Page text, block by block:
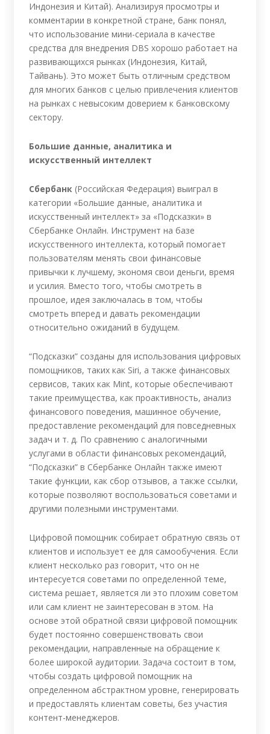
Индонезия и Китай). Анализируя просмотры и
комментарии в конкретной стране, банк понял,
что использование мини-сериала в качестве
средства для внедрения DBS хорошо работает на
развивающихся рынках (Индонезия, Китай,
Тайвань). Это может быть отличным средством
для многих банков с целью привлечения клиентов
на рынках с невысоким доверием к банковскому
сектору.
Большие данные, аналитика и
искусственный интеллект
Сбербанк (Российская Федерация) выиграл в
категории «Большие данные, аналитика и
искусственный интеллект» за «Подсказки» в
Сбербанке Онлайн. Инструмент на базе
искусственного интеллекта, который помогает
пользователям менять свои финансовые
привычки к лучшему, экономя свои деньги, время
и усилия. Вместо того, чтобы смотреть в
прошлое, идея заключалась в том, чтобы
смотреть вперед и давать рекомендации
относительно ожиданий в будущем.
“Подсказки” созданы для использования цифровых
помощников, таких как Siri, а также финансовых
сервисов, таких как Mint, которые обеспечивают
такие преимущества, как проактивность, анализ
финансового поведения, машинное обучение,
предоставление рекомендаций для повседневных
задач и т. д. По сравнению с аналогичными
услугами в области финансовых рекомендаций,
“Подсказки” в Сбербанке Онлайн также имеют
такие функции, как сбор отзывов, а также ссылки,
которые позволяют воспользоваться советами и
другими полезными инструментами.
Цифровой помощник собирает обратную связь от
клиентов и использует ее для самообучения. Если
клиент несколько раз говорит, что он не
интересуется советами по определенной теме,
система решает, является ли это плохим советом
или сам клиент не заинтересован в этом. На
основе этой обратной связи цифровой помощник
будет постоянно совершенствовать свои
рекомендации, направленные на обращение к
более широкой аудитории. Задача состоит в том,
чтобы создать цифровой помощник на
определенном абстрактном уровне, генерировать
и предоставлять клиентам советы, без участия
контент-менеджеров.